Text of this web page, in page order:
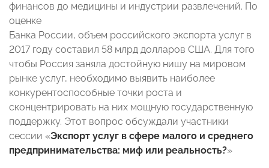
финансов до медицины и индустрии развлечений. По
оценке
Банка России, объем российского экспорта услуг в
2017 году составил 58 млрд долларов США. Для того
чтобы Россия заняла достойную нишу на мировом
рынке услуг, необходимо выявить наиболее
конкурентоспособные точки роста и
сконцентрировать на них мощную государственную
поддержку. Этот вопрос обсуждали участники
сессии «Экспорт услуг в сфере малого и среднего
предпринимательства: миф или реальность?»